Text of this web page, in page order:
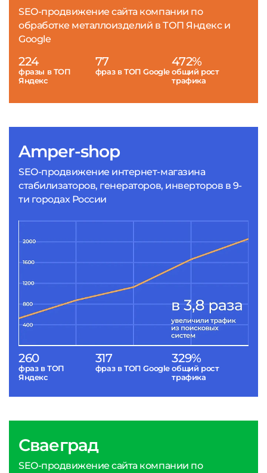
Amper-shop
SEO-продвижение интернет-магазина
стабилизаторов, генераторов, инверторов в 9-
ти городах России
260
фраз в ТОП
Яндекс
317
фраз в ТОП Google
329%
общий рост
трафика
SEO-продвижение сайта компании по
обработке металлоизделий в ТОП Яндекс и
Google
224
фразы в ТОП
Яндекс
77
фраз в ТОП Google
472%
общий рост
трафика
Сваеград
SEO-продвижение сайта компании по